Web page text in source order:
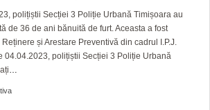
polițiștii Secției 3 Poliție Urbană Timișoara au
de 36 de ani bănuită de furt. Aceasta a fost
și Arestare Preventivă din cadrul I.P.J.
04.04.2023, polițiștii Secției 3 Poliție Urbană
…